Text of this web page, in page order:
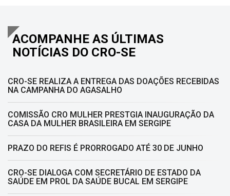
ACOMPANHE AS ÚLTIMAS
NOTÍCIAS DO CRO-SE
CRO-SE REALIZA A ENTREGA DAS DOAÇÕES RECEBIDAS
NA CAMPANHA DO AGASALHO
COMISSÃO CRO MULHER PRESTGIA INAUGURAÇÃO DA
CASA DA MULHER BRASILEIRA EM SERGIPE
PRAZO DO REFIS É PRORROGADO ATÉ 30 DE JUNHO
CRO-SE DIALOGA COM SECRETÁRIO DE ESTADO DA
SAÚDE EM PROL DA SAÚDE BUCAL EM SERGIPE